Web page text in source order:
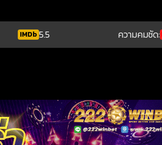
IMDb 5.5 ความคมชัด: